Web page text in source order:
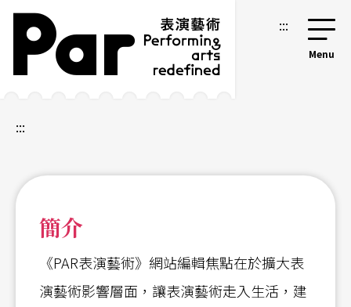
跳到主要內容區塊
網站導覽 :::
:::
簡介
《PAR表演藝術》網站編輯焦點在於擴大表
演藝術影響層面，讓表演藝術走入生活，建